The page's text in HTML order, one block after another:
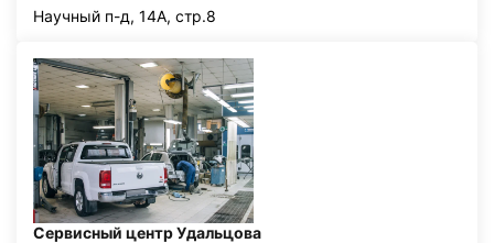
Научный п-д, 14А, стр.8
Сервисный центр Удальцова